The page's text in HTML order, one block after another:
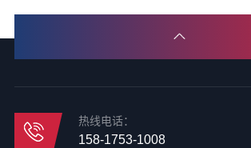
热线电话：
158-1753-1008